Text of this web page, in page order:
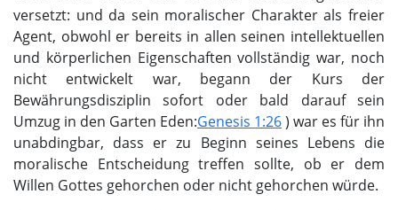
versetzt: und da sein moralischer Charakter als freier
Agent, obwohl er bereits in allen seinen intellektuellen
und körperlichen Eigenschaften vollständig war, noch
nicht entwickelt war, begann der Kurs der
Bewährungsdisziplin sofort oder bald darauf sein
Umzug in den Garten Eden:Genesis 1:26) war es für ihn
unabdingbar, dass er zu Beginn seines Lebens die
moralische Entscheidung treffen sollte, ob er dem
Willen Gottes gehorchen oder nicht gehorchen würde.